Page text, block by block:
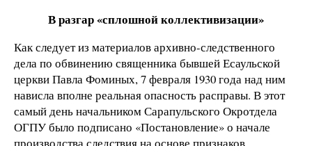
В разгар «сплошной коллективизации»
Как следует из материалов архивно-следственного
дела по обвинению священника бывшей Есаульской
церкви Павла Фоминых, 7 февраля 1930 года над ним
нависла вполне реальная опасность расправы. В этот
самый день начальником Сарапульского Окротдела
ОГПУ было подписано «Постановление» о начале
производства следствия на основе признаков